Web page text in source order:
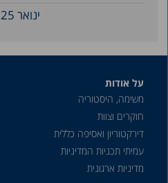
ינואר 2025
על אודות
משימה, היסטוריה
חוקרים וצוות
דירקטוריון ואסיפה כללית
עמיתי תכניות המדיניות
מדיניות ארגונית